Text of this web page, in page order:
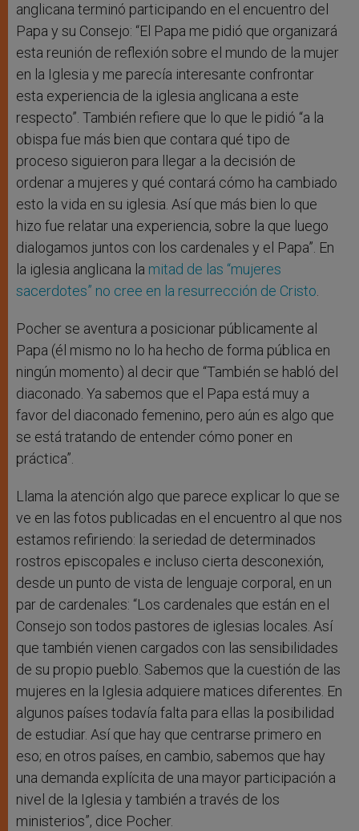
anglicana terminó participando en el encuentro del
Papa y su Consejo: “El Papa me pidió que organizará
esta reunión de reflexión sobre el mundo de la mujer
en la Iglesia y me parecía interesante confrontar
esta experiencia de la iglesia anglicana a este
respecto”. También refiere que lo que le pidió “a la
obispa fue más bien que contara qué tipo de
proceso siguieron para llegar a la decisión de
ordenar a mujeres y qué contará cómo ha cambiado
esto la vida en su iglesia. Así que más bien lo que
hizo fue relatar una experiencia, sobre la que luego
dialogamos juntos con los cardenales y el Papa”. En
la iglesia anglicana la mitad de las “mujeres
sacerdotes” no cree en la resurrección de Cristo
Pocher se aventura a posicionar públicamente al
Papa (él mismo no lo ha hecho de forma pública en
ningún momento) al decir que “También se habló del
diaconado. Ya sabemos que el Papa está muy a
favor del diaconado femenino, pero aún es algo que
se está tratando de entender cómo poner en
práctica”.
Llama la atención algo que parece explicar lo que se
ve en las fotos publicadas en el encuentro al que nos
estamos refiriendo: la seriedad de determinados
rostros episcopales e incluso cierta desconexión,
desde un punto de vista de lenguaje corporal, en un
par de cardenales: “Los cardenales que están en el
Consejo son todos pastores de iglesias locales. Así
que también vienen cargados con las sensibilidades
de su propio pueblo. Sabemos que la cuestión de las
mujeres en la Iglesia adquiere matices diferentes. En
algunos países todavía falta para ellas la posibilidad
de estudiar. Así que hay que centrarse primero en
eso; en otros países, en cambio, sabemos que hay
una demanda explícita de una mayor participación a
nivel de la Iglesia y también a través de los
ministerios”, dice Pocher.